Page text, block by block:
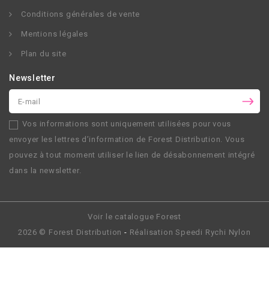
Conditions générales de vente
Mentions légales
Plan du site
Newsletter
Vos informations sont uniquement utilisées pour vous
envoyer les lettres d’information de Forest Distribution. Vous
pouvez à tout moment utiliser le lien de désabonnement intégré
dans la newsletter.
Voir le catalogue Forest
2026 © Forest Distribution - RéalisationSpeedi Rychi Nylon